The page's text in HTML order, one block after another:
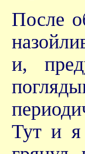
После
и,
Тут и я